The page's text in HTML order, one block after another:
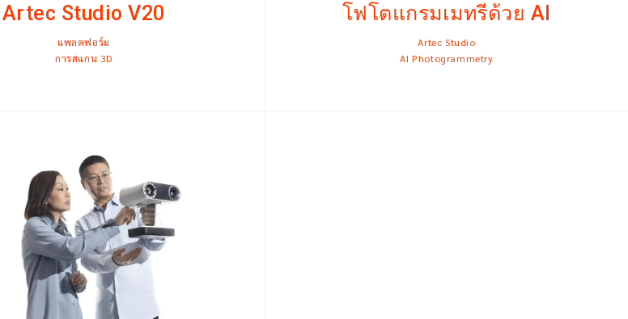
Artec Studio V20
แพลตฟอร์ม
การสแกน 3D
โฟโตแกรมเมทรีด้วย AI
Artec Studio
AI Photogrammetry